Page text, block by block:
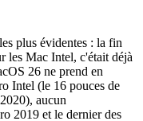
plus évidentes : la fin
les Mac Intel, c'était déjà
26 ne prend en
Intel (le 16 pouces de
aucun
2019 et le dernier des